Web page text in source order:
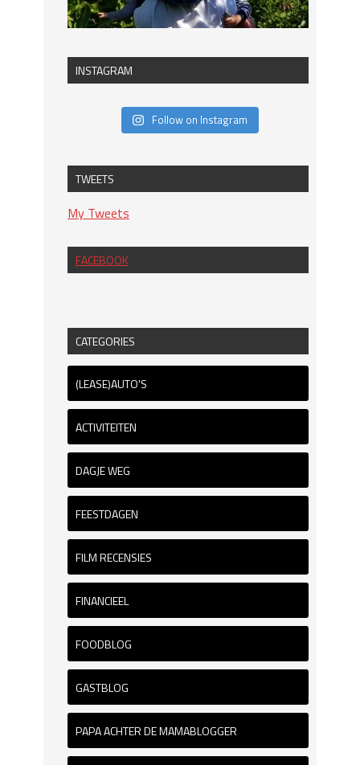
INSTAGRAM
Follow on Instagram
TWEETS
My Tweets
FACEBOOK
CATEGORIES
(LEASE)AUTO'S
ACTIVITEITEN
DAGJE WEG
FEESTDAGEN
FILM RECENSIES
FINANCIEEL
FOODBLOG
GASTBLOG
PAPA ACHTER DE MAMABLOGGER